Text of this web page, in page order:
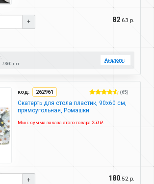
+ 82 .63 р.
360 шт.
Аналоги↓
код: 262961 (65)
Скатерть для стола пластик, 90х60 см,
прямоугольная, Ромашки
Мин. сумма заказа этого товара 250 ₽.
+ 180 .52 р.